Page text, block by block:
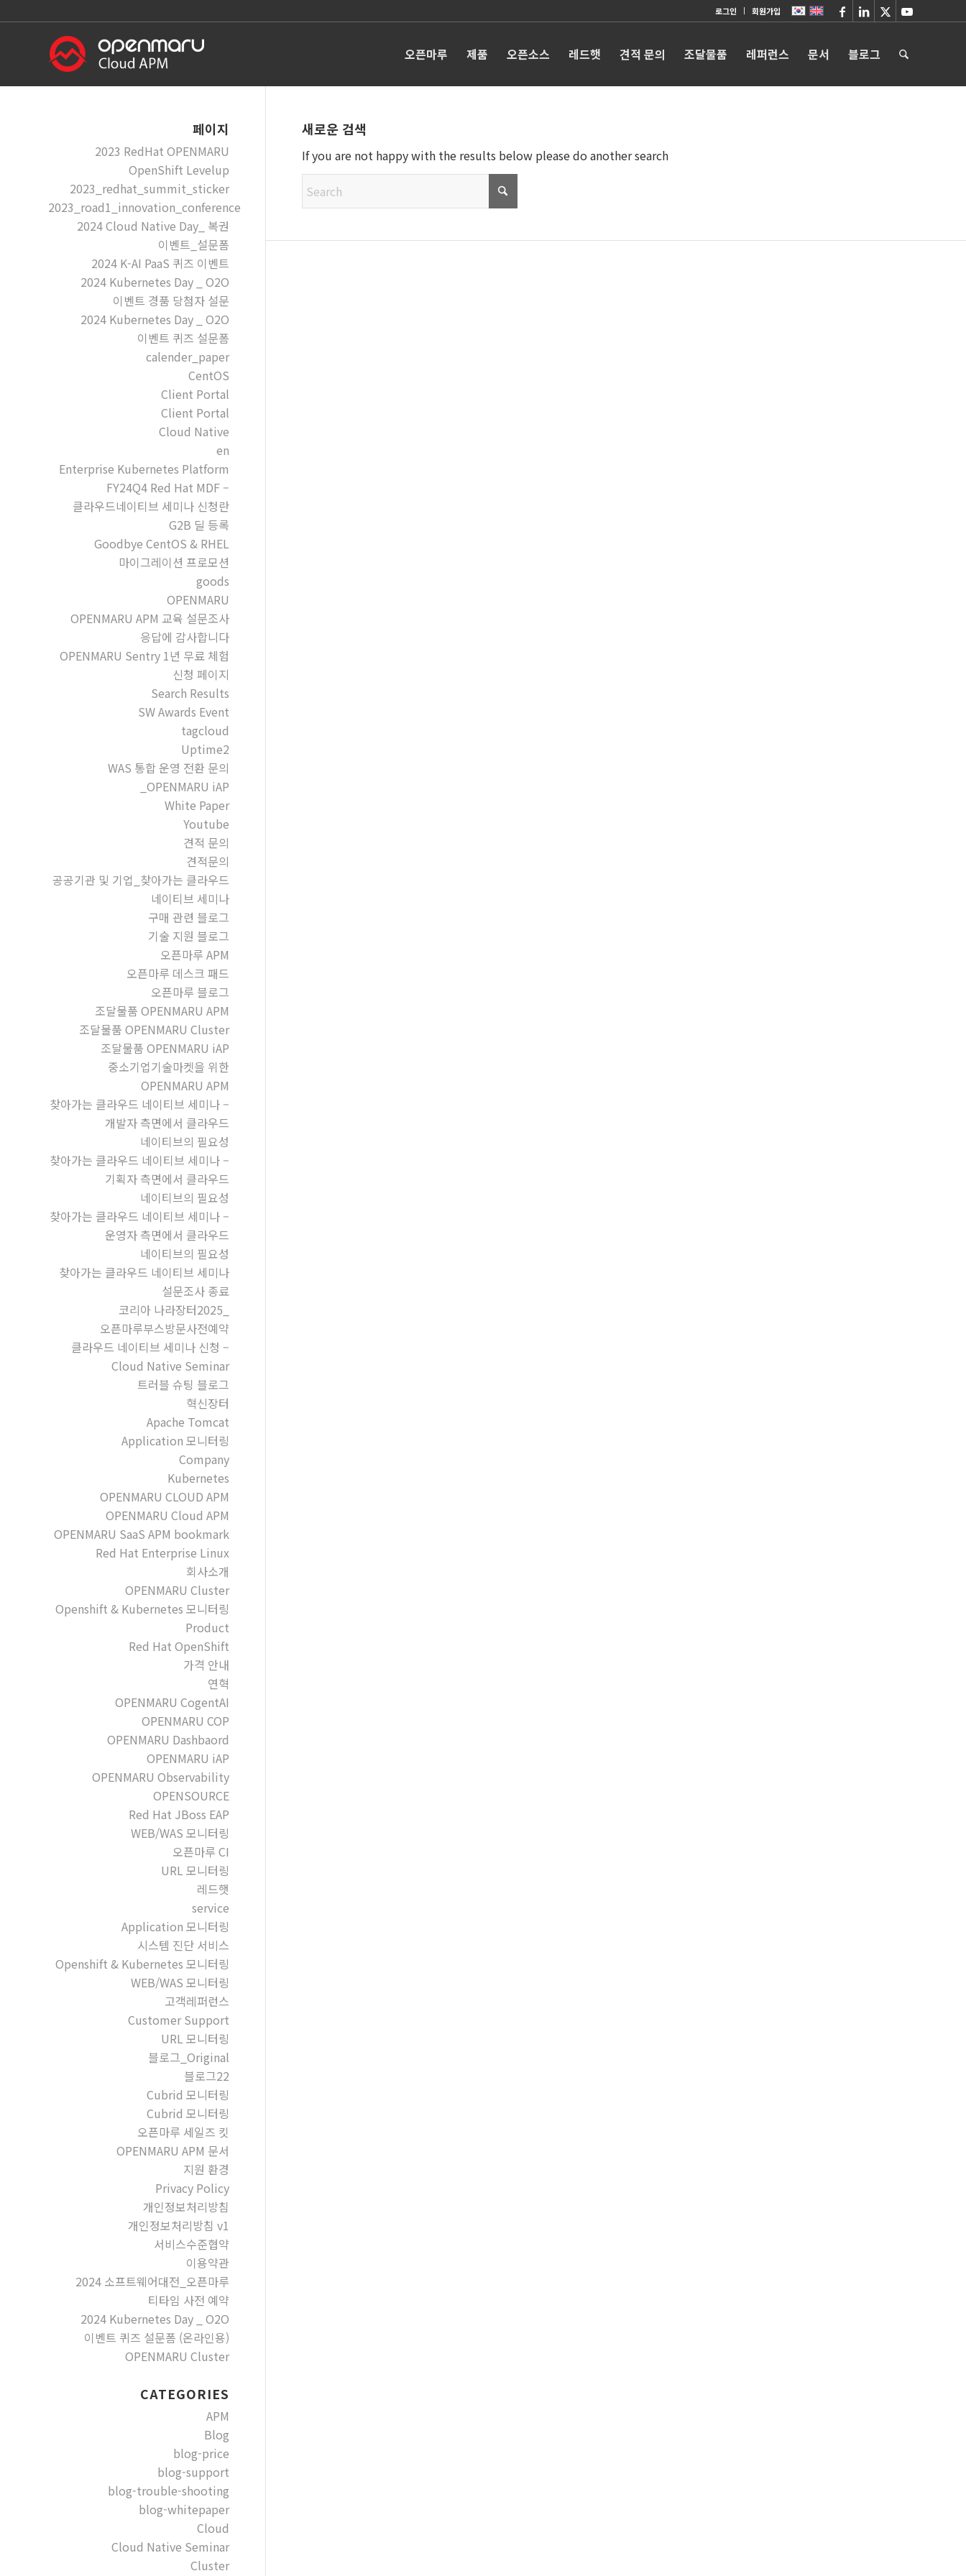
로그인 회원가입
오픈마루 제품 오픈소스 레드햇 견적 문의 조달물품 레퍼런스 문서 블로그
새로운 검색
If you are not happy with the results below please do another search
페이지
2023 RedHat OPENMARU
OpenShift Levelup
2023_redhat_summit_sticker
2023_road1_innovation_conference
2024 Cloud Native Day_ 복권
이벤트_설문폼
2024 K-AI PaaS 퀴즈 이벤트
2024 Kubernetes Day _ O2O
이벤트 경품 당첨자 설문
2024 Kubernetes Day _ O2O
이벤트 퀴즈 설문폼
calender_paper
CentOS
Client Portal
Client Portal
Cloud Native
en
Enterprise Kubernetes Platform
FY24Q4 Red Hat MDF –
클라우드네이티브 세미나 신청란
G2B 딜 등록
Goodbye CentOS & RHEL
마이그레이션 프로모션
goods
OPENMARU
OPENMARU APM 교육 설문조사
응답에 감사합니다
OPENMARU Sentry 1년 무료 체험
신청 페이지
Search Results
SW Awards Event
tagcloud
Uptime2
WAS 통합 운영 전환 문의
_OPENMARU iAP
White Paper
Youtube
견적 문의
견적문의
공공기관 및 기업_찾아가는 클라우드
네이티브 세미나
구매 관련 블로그
기술 지원 블로그
오픈마루 APM
오픈마루 데스크 패드
오픈마루 블로그
조달물품 OPENMARU APM
조달물품 OPENMARU Cluster
조달물품 OPENMARU iAP
중소기업기술마켓을 위한
OPENMARU APM
찾아가는 클라우드 네이티브 세미나 –
개발자 측면에서 클라우드
네이티브의 필요성
찾아가는 클라우드 네이티브 세미나 –
기획자 측면에서 클라우드
네이티브의 필요성
찾아가는 클라우드 네이티브 세미나 –
운영자 측면에서 클라우드
네이티브의 필요성
찾아가는 클라우드 네이티브 세미나
설문조사 종료
코리아 나라장터2025_
오픈마루부스방문사전예약
클라우드 네이티브 세미나 신청 –
Cloud Native Seminar
트러블 슈팅 블로그
혁신장터
Apache Tomcat
Application 모니터링
Company
Kubernetes
OPENMARU CLOUD APM
OPENMARU Cloud APM
OPENMARU SaaS APM bookmark
Red Hat Enterprise Linux
회사소개
OPENMARU Cluster
Openshift & Kubernetes 모니터링
Product
Red Hat OpenShift
가격 안내
연혁
OPENMARU CogentAI
OPENMARU COP
OPENMARU Dashbaord
OPENMARU iAP
OPENMARU Observability
OPENSOURCE
Red Hat JBoss EAP
WEB/WAS 모니터링
오픈마루 CI
URL 모니터링
레드햇
service
Application 모니터링
시스템 진단 서비스
Openshift & Kubernetes 모니터링
WEB/WAS 모니터링
고객레퍼런스
Customer Support
URL 모니터링
블로그_Original
블로그22
Cubrid 모니터링
Cubrid 모니터링
오픈마루 세일즈 킷
OPENMARU APM 문서
지원 환경
Privacy Policy
개인정보처리방침
개인정보처리방침 v1
서비스수준협약
이용약관
2024 소프트웨어대전_오픈마루
티타임 사전 예약
2024 Kubernetes Day _ O2O
이벤트 퀴즈 설문폼 (온라인용)
OPENMARU Cluster
CATEGORIES
APM
Blog
blog-price
blog-support
blog-trouble-shooting
blog-whitepaper
Cloud
Cloud Native Seminar
Cluster